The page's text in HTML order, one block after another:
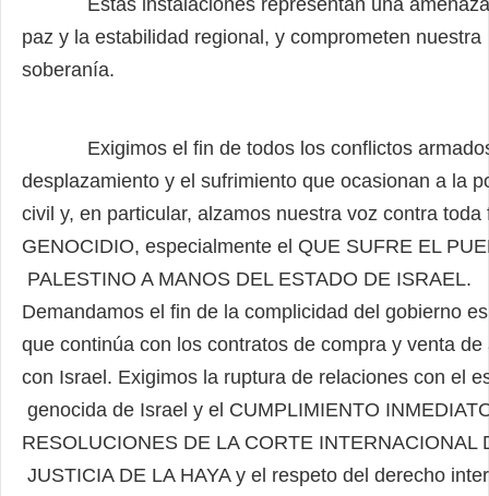
Estas instalaciones representan una amenaza
paz y la estabilidad regional, y comprometen nuestra
soberanía.
Exigimos el fin de todos los conflictos
desplazamiento y el sufrimiento que ocasionan a la
civil y, en particular, alzamos nuestra voz contra toda
GENOCIDIO, especialmente el QUE SUFRE EL
PALESTINO A MANOS DEL ESTADO DE ISRAEL.
Demandamos el fin de la complicidad del gobierno
que continúa con los contratos de compra y venta de
con Israel. Exigimos la ruptura de relaciones con el
genocida de Israel y el CUMPLIMIENTO
RESOLUCIONES DE LA CORTE INTERNACIONAL
JUSTICIA DE LA HAYA y el respeto del derecho